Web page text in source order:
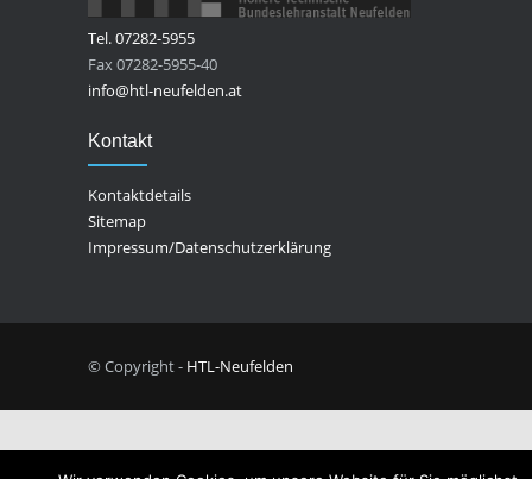
Tel. 07282-5955
Fax 07282-5955-40
info@htl-neufelden.at
Kontakt
Kontaktdetails
Sitemap
Impressum/Datenschutzerklärung
© Copyright - HTL-Neufelden